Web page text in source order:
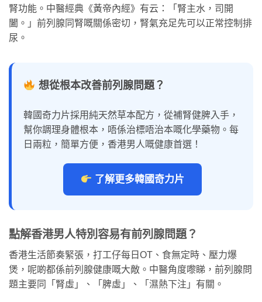
腎功能。中醫經典《黃帝內經》有云：「腎主水，司開
闔。」前列腺同腎嘅關係密切，腎氣充足先可以正常控制排
尿。
想從根本改善前列腺問題？
韓國奇力片採用純天然草本配方，從補腎健脾入手，
幫你調理身體根本，唔係治標唔治本嘅化學藥物。每
日兩粒，簡單方便，香港男人嘅健康首選！
了解更多韓國奇力片
點解香港男人特別容易有前列腺問題？
香港生活節奏緊張，打工仔每日OT、食無定時、壓力爆
煲，呢啲都係前列腺健康嘅大敵。中醫角度嚟睇，前列腺問
題主要同「腎虛」、「脾虛」、「濕熱下注」有關。